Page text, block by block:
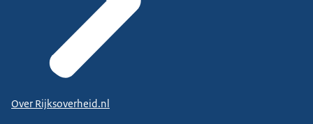
Over Rijksoverheid.nl